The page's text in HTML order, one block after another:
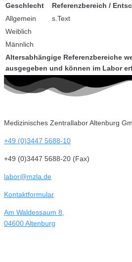
Geschlecht Referenzbereich /
Altersabhängige Referenzbereiche
ausgegeben und können im Labor
Allgemein
s.Text
Weiblich
Männlich
Medizinisches Zentrallabor Altenburg
+49 (0)3447 5688-10
+49 (0)3447 5688-20 (Fax)
labor@mzla.de
Kontaktformular
Am Waldessaum 8,
04600 Altenburg